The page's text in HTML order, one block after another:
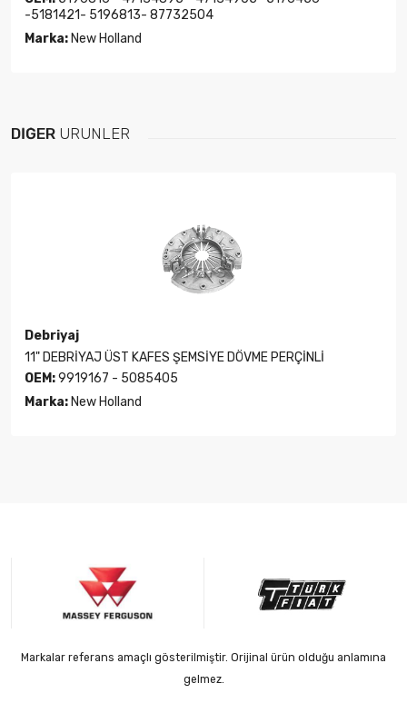
-5181421- 5196813- 87732504
Marka: New Holland
DIĞER ÜRÜNLER
Debriyaj
11" DEBRİYAJ ÜST KAFES ŞEMSİYE DÖVME PERÇİNLİ
OEM:9919167 - 5085405
Marka: New Holland
Markalar referans amaçlı gösterilmiştir. Orijinal ürün olduğu anlamına
gelmez.